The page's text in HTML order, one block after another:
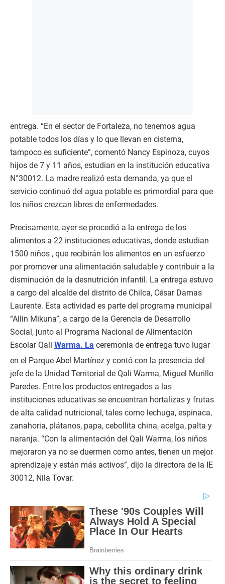
entrega. “En el sector de Fortaleza, no tenemos agua
potable todos los días y lo que llevan en cisterna,
tampoco es suficiente”, comentó Nancy Espinoza, cuyos
hijos de 7 y 11 años, estudian en la institución educativa
N°30012. La madre realizó esta demanda, ya que el
servicio continuó del agua potable es primordial para que
los niños crezcan libres de enfermedades.
Precisamente, ayer se procedió a la entrega de los
alimentos a 22 instituciones educativas, donde estudian
1500 niños , que recibirán los alimentos en un esfuerzo
por promover una alimentación saludable y contribuir a la
disminución de la desnutrición infantil. La entrega estuvo
a cargo del alcalde del distrito de Chilca, César Damas
Laurente. Esta actividad es parte del programa municipal
“Allin Mikuna”, a cargo de la Gerencia de Desarrollo
Social, junto al Programa Nacional de Alimentación
Escolar Qali Warma. La ceremonia de entrega tuvo lugar
en el Parque Abel Martínez y contó con la presencia del
jefe de la Unidad Territorial de Qali Warma, Miguel Murillo
Paredes. Entre los productos entregados a las
instituciones educativas se encuentran hortalizas y frutas
de alta calidad nutricional, tales como lechuga, espinaca,
zanahoria, plátanos, papa, cebollita china, acelga, palta y
naranja. “Con la alimentación del Qali Warma, los niños
mejoraron ya no se duermen como antes, tienen un mejor
aprendizaje y están más activos”, dijo la directora de la IE
30012, Nila Tovar.